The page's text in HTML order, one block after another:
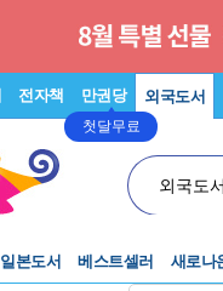
전자책 만권당
첫달무료
외국도서
외국도
일본도서 베스트셀러 새로나